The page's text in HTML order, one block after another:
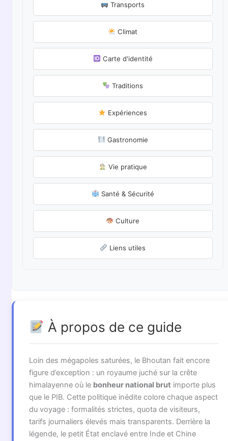
Transports
Climat
Carte d'identité
Traditions
Expériences
Gastronomie
Vie pratique
Santé & Sécurité
Culture
Liens utiles
À propos de ce guide
Loin des mégapoles saturées, le Bhoutan fait encore
figure d’exception : un royaume juché sur la crête
himalayenne où le bonheur national brut importe plus
que le PIB. Cette politique inédite colore chaque aspect
du voyage : formalités strictes, quota de visiteurs,
tarifs journaliers élevés mais transparents. Derrière la
légende, le petit État enclavé entre Inde et Chine